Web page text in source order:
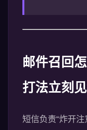
邮件召回
打法立刻
短信负责“炸开注